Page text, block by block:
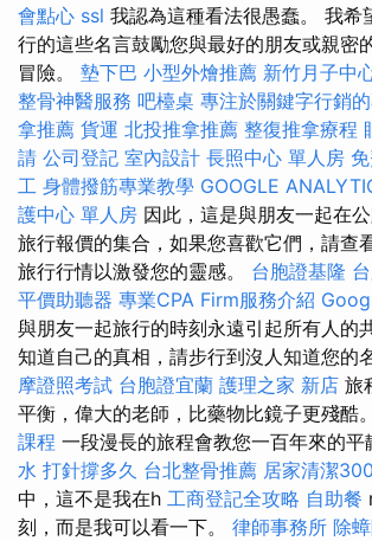
會點心 ssl 我認為這種看法很愚蠢。 我希
行的這些名言鼓勵您與最好的朋友或親密
冒險。 墊下巴 小型外燴推薦 新竹月子中
整骨神醫服務 吧檯桌 專注於關鍵字行銷
拿推薦 貨運 北投推拿推薦 整復推拿療程
請 公司登記 室內設計 長照中心 單人房
工 身體撥筋專業教學 GOOGLE
護中心 單人房 因此，這是與朋友一起在
旅行報價的集合，如果您喜歡它們，請查
旅行行情以激發您的靈感。 台胞證基隆
平價助聽器 專業CPA Firm服務介紹
與朋友一起旅行的時刻永遠引起所有人的
知道自己的真相，請步行到沒人知道您的
摩證照考試 台胞證宜蘭 護理之家 新店 旅
平衡，偉大的老師，比藥物比鏡子更殘酷。
課程 一段漫長的旅程會教您一百年來的平
水 打針撐多久 台北整骨推薦 居家清潔
中，這不是我在h 工商登記全攻略 自助餐
刻，而是我可以看一下。 律師事務所 除